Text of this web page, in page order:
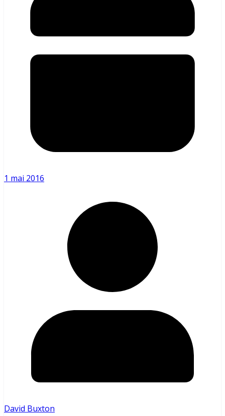
1 mai 2016
David Buxton